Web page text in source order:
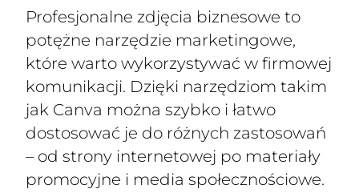
Profesjonalne zdjęcia biznesowe to
potężne narzędzie marketingowe,
które warto wykorzystywać w firmowej
komunikacji. Dzięki narzędziom takim
jak Canva można szybko i łatwo
dostosować je do różnych zastosowań
– od strony internetowej po materiały
promocyjne i media społecznościowe.